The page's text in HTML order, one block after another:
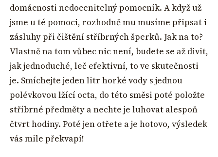
domácnosti nedocenitelný pomocník. A když už
jsme u té pomoci, rozhodně mu musíme připsat i
zásluhy při čištění stříbrných šperků. Jak na to?
Vlastně na tom vůbec nic není, budete se až divit,
jak jednoduché, leč efektivní, to ve skutečnosti
je. Smíchejte jeden litr horké vody s jednou
polévkovou lžící octa, do této směsi poté položte
stříbrné předměty a nechte je luhovat alespoň
čtvrt hodiny. Poté jen otřete a je hotovo, výsledek
vás mile překvapí!